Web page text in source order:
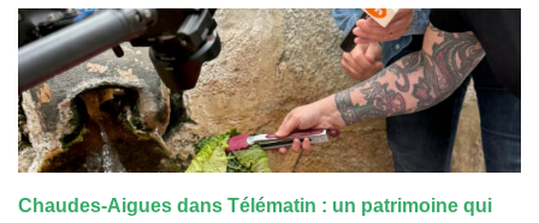
Chaudes-Aigues dans Télématin : un patrimoine qui